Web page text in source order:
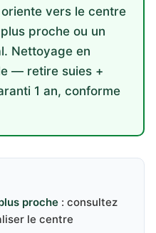
vers le centre
proche ou un
Nettoyage en
— retire suies +
1 an, conforme
proche : consultez
le centre